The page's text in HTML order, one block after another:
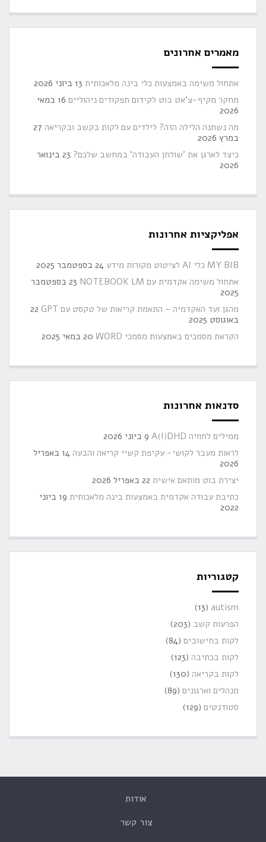
מאמרים אחרונים
אתחול משימה באמצעות כלי בינה מלאכותית 13 ביוני 2026
מחקר מקיף-צ'אט בוט לקידום תפקודים ניהוליים
16 במאי
2026
מה נשתנה הלילה הזה? לילדים עם לקות בקשב ובקריאה 27
במרץ 2026
כיצד לארגן את 'שולחן העבודה' במחשב שלכם?
23 בינואר
2026
אפליקציות אחרונות
MY BIB כלי AI לציטוט מקורות מידע
24 בספטמבר 2025
אתחול משימה אקדמית עם NOTEBOOK LM
23 בספטמבר
2025
מהגן ועד האקדמיה – התאמת קריאות של טקסט עם GPT
22
באוגוסט 2025
הקראת מסמכים באמצעות מסמכי WORD
20 במאי 2025
סדנאות אחרונות
ממילים לחוויה A(I)DHD
9 ביוני 2026
לראות מעבר לקושי- עקיפת קשיי קריאה והבעה
14 באפריל
2026
יצירת בוט מותאם אישית 22 באפריל 2026
כתיבת עבודה אקדמית באמצעות בינה מלאכותית
19 ביוני
2022
קטגוריות
autism
(13)
הפרעות קשב (203)
לקות בחישובים (84)
לקות בכתיבה (123)
לקות בקריאה (130)
מנהלים וארגונים (89)
סטודנטים (129)
אודות
צור קשר